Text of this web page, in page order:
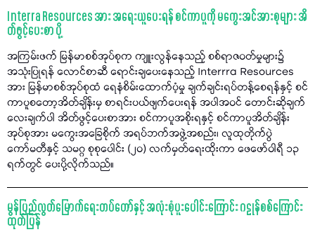
Interra Resources အား အရေးယူပေးရန် စင်ကာပူကို မကွေးအင်အားစုများ အိ
တ်ဖွင့်ပေးစာ ပို့
အကြမ်းဖက် မြန်မာစစ်အုပ်စုက ကျူးလွန်နေသည့် စစ်ရာဇဝတ်မှုများ၌
အသုံးပြုရန် လောင်စာဆီ ရောင်းချပေးနေသည့် Interrra Resources
အား မြန်မာစစ်အုပ်စုထံ ရေနံစိမ်းထောက်ပံ့မှု ချက်ချင်းရပ်တန့်စေရန်နှင့် စင်
ကာပူစတော့အိတ်ချိန်းမှ စာရင်းပယ်ဖျက်ပေးရန် အပါအဝင် တောင်းဆိုချက်
လေးချက်ပါ အိတ်ဖွင့်ပေးစာအား စင်ကာပူအစိုးရနှင့် စင်ကာပူအိတ်ချိန်း
အုပ်စုအား မကွေးအခြေစိုက် အရပ်ဘက်အဖွဲ့အစည်း၊ လူထုတိုက်ပွဲ
ကော်မတီနှင့် သမဂ္ဂ စုစုပေါင်း (၂၀) လက်မှတ်ရေးထိုးကာ ဖေဖော်ဝါရီ ၁၃
ရက်တွင် ပေးပို့လိုက်သည်။
မွန်ပြည်လွတ်မြောက်ရေးတပ်တော်နှင့် အလုံးစုံပူးပေါင်းကြောင်း ဂဠုန်စစ်ကြောင်း
ထုတ်ပြန်